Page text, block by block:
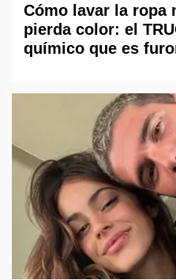
Cómo lavar la ropa
pierda color: el
químico que es